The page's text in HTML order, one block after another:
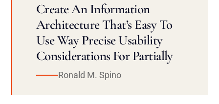
Create An Information
Architecture That’s Easy To
Use Way Precise Usability
Considerations For Partially
Ronald M. Spino